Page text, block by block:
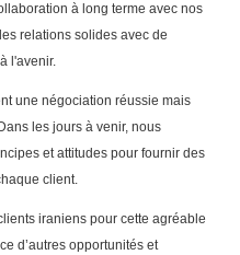
à long terme avec nos
relations solides avec de
l'avenir.
une négociation réussie mais
les jours à venir, nous
et attitudes pour fournir des
client.
iraniens pour cette agréable
d’autres opportunités et